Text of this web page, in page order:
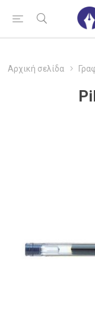
Αρχική σελίδα